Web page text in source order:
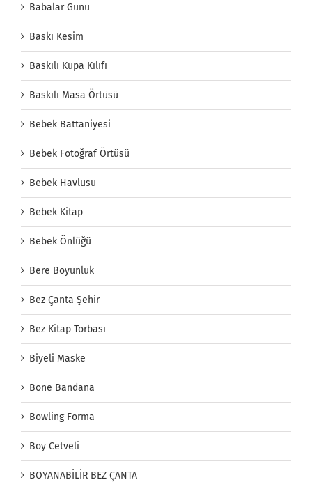
Babalar Günü
Baskı Kesim
Baskılı Kupa Kılıfı
Baskılı Masa Örtüsü
Bebek Battaniyesi
Bebek Fotoğraf Örtüsü
Bebek Havlusu
Bebek Kitap
Bebek Önlüğü
Bere Boyunluk
Bez Çanta Şehir
Bez Kitap Torbası
Biyeli Maske
Bone Bandana
Bowling Forma
Boy Cetveli
BOYANABİLİR BEZ ÇANTA